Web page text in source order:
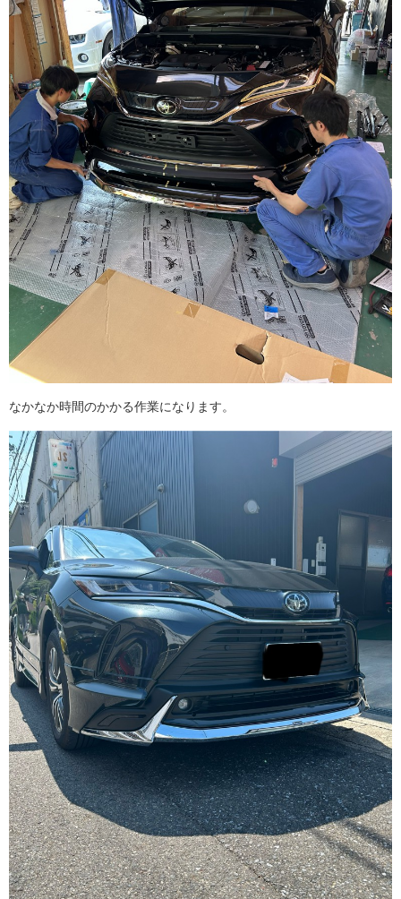
なかなか時間のかかる作業になります。